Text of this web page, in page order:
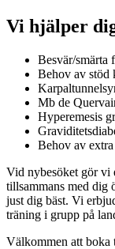
Vi hjälper
Besvär/smärta
Behov av stöd
Mb de
Hyperemesis
Behov av
Vid nybesöket gör vi
tillsammans med dig
just dig bäst. Vi
träning i grupp på
Välkommen att boka